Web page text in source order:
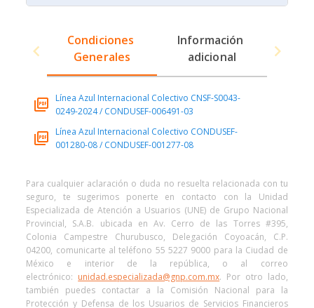
Condiciones
Generales
Información
adicional
Línea Azul Internacional Colectivo CNSF-S0043-
0249-2024 / CONDUSEF-006491-03
Línea Azul Internacional Colectivo CONDUSEF-
001280-08 / CONDUSEF-001277-08
Para cualquier aclaración o duda no resuelta relacionada con tu
seguro, te sugerimos ponerte en contacto con la Unidad
Especializada de Atención a Usuarios (UNE) de Grupo Nacional
Provincial, S.A.B. ubicada en Av. Cerro de las Torres #395,
Colonia Campestre Churubusco, Delegación Coyoacán, C.P.
04200, comunicarte al teléfono 55 5227 9000 para la Ciudad de
México e interior de la república, o al correo
electrónico: unidad.especializada@gnp.com.mx. Por otro lado,
también puedes contactar a la Comisión Nacional para la
Protección y Defensa de los Usuarios de Servicios Financieros